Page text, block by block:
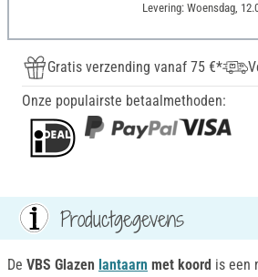
Levering: Woensdag,
Gratis verzending vanaf 75 €*
Onze populairste betaalmethoden:
Productgegevens
De VBS Glazen lantaarn met koord is een